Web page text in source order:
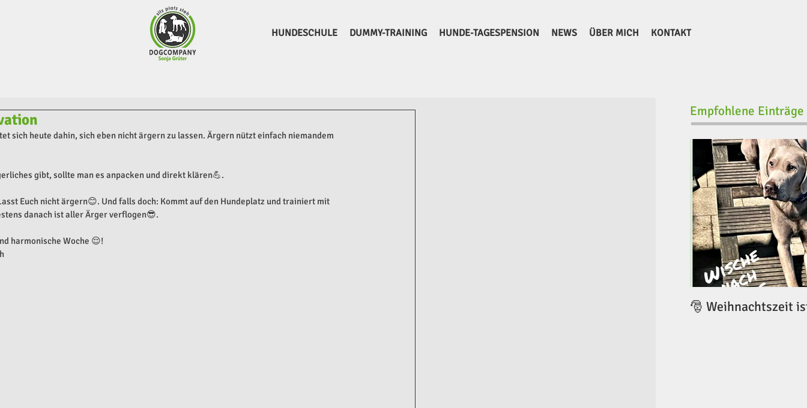
HUNDESCHULE DUMMY-TRAINING HUNDE-TAGESPENSION NEWS ÜBER MICH KONTAKT
sich heute dahin, sich eben nicht ärgern zu lassen. Ärgern nützt einfach niemandem
gibt, sollte man es anpacken und direkt klären💪.
Euch nicht ärgern😊. Und falls doch: Kommt auf den Hundeplatz und trainiert mit
danach ist aller Ärger verflogen😎.
harmonische Woche 😌!
Empfohlene Einträge
🎅 Weihnachtszeit